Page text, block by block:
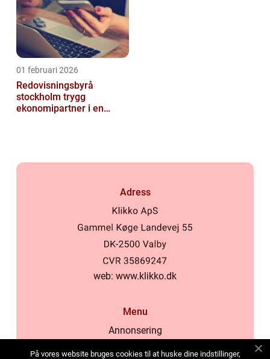
01 februari 2026
Redovisningsbyrå
stockholm trygg
ekonomipartner i en
Adress
web: www.klikko.dk
Menu
Annonsering
På vores website bruges cookies til at huske dine indstillinger,